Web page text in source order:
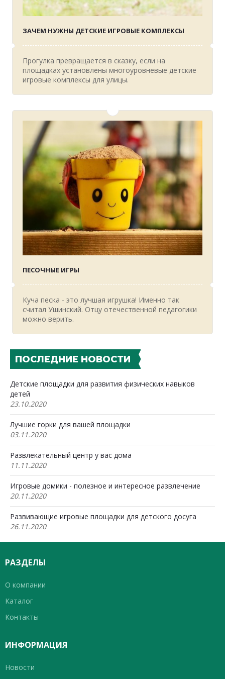
ЗАЧЕМ НУЖНЫ ДЕТСКИЕ ИГРОВЫЕ КОМПЛЕКСЫ
Прогулка превращается в сказку, если на
площадках установлены многоуровневые детские
игровые комплексы для улицы.
ПЕСОЧНЫЕ ИГРЫ
Куча песка - это лучшая игрушка! Именно так
считал Ушинский. Отцу отечественной педагогики
можно верить.
ПОСЛЕДНИЕ НОВОСТИ
Детские площадки для развития физических навыков
детей
23.10.2020
Лучшие горки для вашей площадки
03.11.2020
Развлекательный центр у вас дома
11.11.2020
Игровые домики - полезное и интересное развлечение
20.11.2020
Развивающие игровые площадки для детского досуга
26.11.2020
РАЗДЕЛЫ
О компании
Каталог
Контакты
ИНФОРМАЦИЯ
Новости